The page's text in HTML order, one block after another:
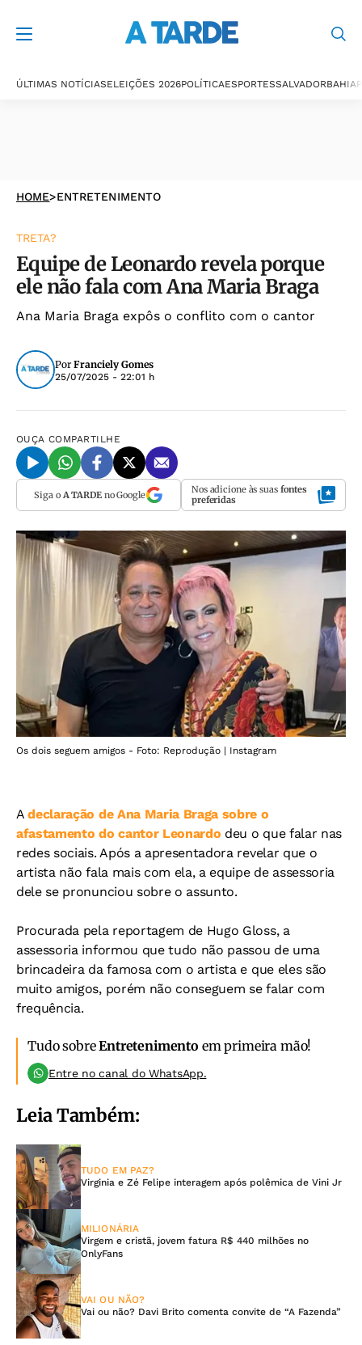
ÚLTIMAS NOTÍCIASELEIÇÕES 2026POLÍTICAESPORTESSALVADORBAHIA
HOME>ENTRETENIMENTO
TRETA?
Equipe de Leonardo revela porque
ele não fala com Ana Maria Braga
Ana Maria Braga expôs o conflito com o cantor
Por Franciely Gomes
25/07/2025 - 22:01 h
OUÇA COMPARTILHE
Siga o A TARDEno Google Nos adicione às suas fontes
preferidas
Os dois seguem amigos - Foto: Reprodução | Instagram
Adeclaração de Ana Maria Braga sobre o
afastamento do cantor Leonardo deu o que falar nas
redes sociais. Após a apresentadora revelar que o
artista não fala mais com ela, a equipe de assessoria
dele se pronunciou sobre o assunto.
Procurada pela reportagem de Hugo Gloss, a
assessoria informou que tudo não passou de uma
brincadeira da famosa com o artista e que eles são
muito amigos, porém não conseguem se falar com
frequência.
Tudo sobreEntretenimento em primeira mão!
Entre no canal do WhatsApp.
Leia Também:
TUDO EM PAZ?
Virginia e Zé Felipe interagem após polêmica de Vini Jr
MILIONÁRIA
Virgem e cristã, jovem fatura R$ 440 milhões no
OnlyFans
VAI OU NÃO?
Vai ou não? Davi Brito comenta convite de “A Fazenda”